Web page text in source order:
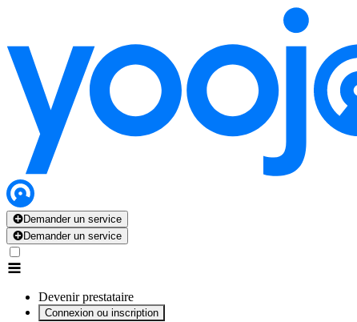
Demander un service
Demander un service
Devenir prestataire
Connexion ou inscription